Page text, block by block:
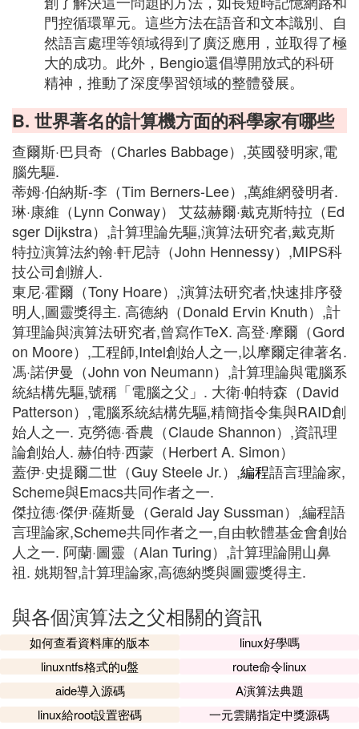
門控循環單元。這些方法在語音和文本識別、自
然語言處理等領域得到了廣泛應用，並取得了極
大的成功。此外，Bengio還倡導開放式的科研
精神，推動了深度學習領域的整體發展。
B. 世界著名的計算機方面的科學家有哪些
查爾斯·巴貝奇（Charles Babbage）,英國發明家,電
腦先驅.
蒂姆·伯納斯-李（Tim Berners-Lee）,萬維網發明者.
琳·康維（Lynn Conway） 艾茲赫爾·戴克斯特拉（Ed
sger Dijkstra）,計算理論先驅,演算法研究者,戴克斯
特拉演算法約翰·軒尼詩（John Hennessy）,MIPS科
技公司創辦人.
東尼·霍爾（Tony Hoare）,演算法研究者,快速排序發
明人,圖靈獎得主. 高德納（Donald Ervin Knuth）,計
算理論與演算法研究者,曾寫作TeX. 高登·摩爾（Gord
on Moore）,工程師,Intel創始人之一,以摩爾定律著名.
馮·諾伊曼（John von Neumann）,計算理論與電腦系
統結構先驅,號稱「電腦之父」. 大衛·帕特森（David
Patterson）,電腦系統結構先驅,精簡指令集與RAID創
始人之一. 克勞德·香農（Claude Shannon）,資訊理
論創始人. 赫伯特·西蒙（Herbert A. Simon）
蓋伊·史提爾二世（Guy Steele Jr.）,編程語言理論家,
Scheme與Emacs共同作者之一.
傑拉德·傑伊·薩斯曼（Gerald Jay Sussman）,編程語
言理論家,Scheme共同作者之一,自由軟體基金會創始
人之一. 阿蘭·圖靈（Alan Turing）,計算理論開山鼻
祖. 姚期智,計算理論家,高德納獎與圖靈獎得主.
與各個演算法之父相關的資訊
如何查看資料庫的版本
linux好學嗎
linuxntfs格式的u盤
route命令linux
aide導入源碼
A演算法典題
linux給root設置密碼
一元雲購指定中獎源碼